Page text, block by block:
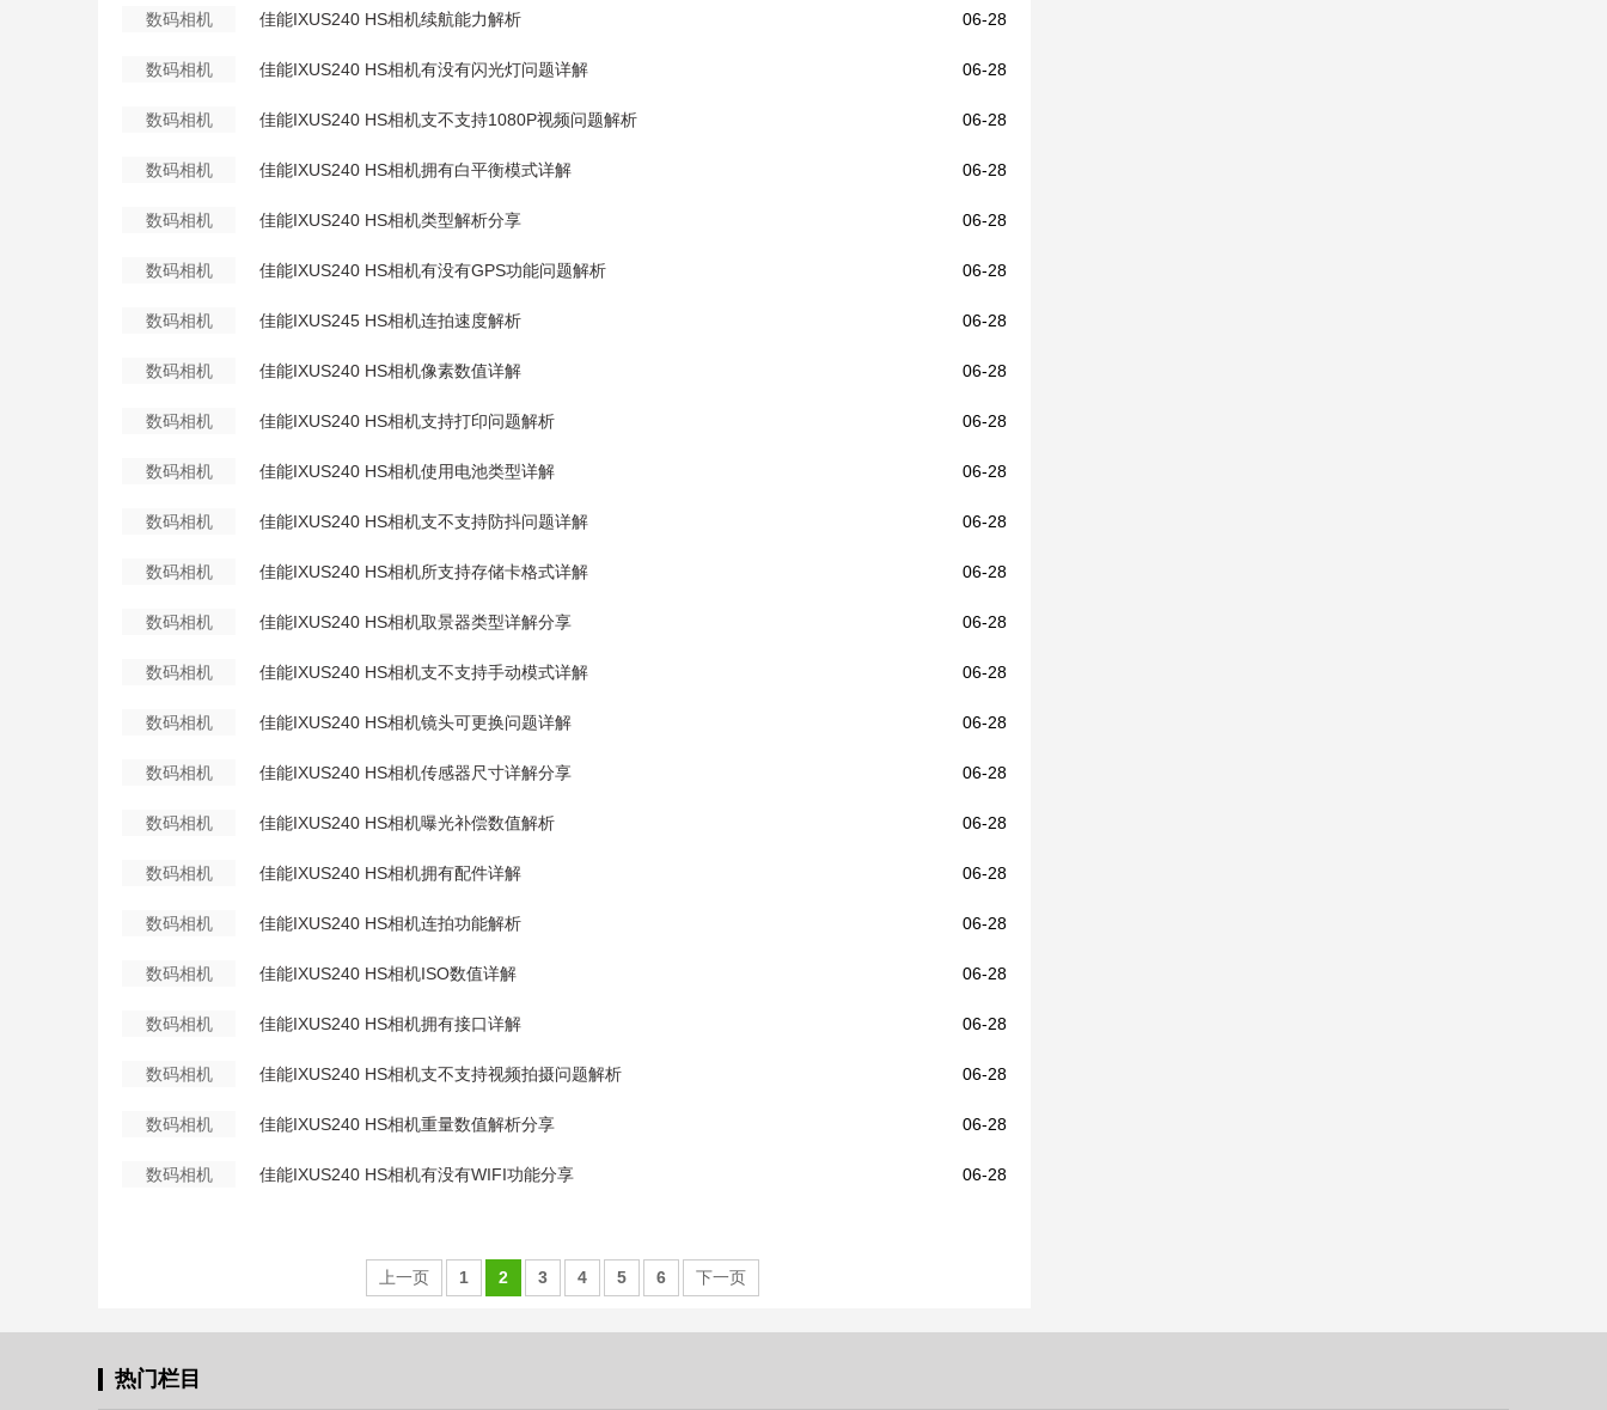
数码相机 佳能IXUS240 HS相机续航能力解析 06-28
数码相机 佳能IXUS240 HS相机有没有闪光灯问题详解 06-28
数码相机 佳能IXUS240 HS相机支不支持1080P视频问题解析 06-28
数码相机 佳能IXUS240 HS相机拥有白平衡模式详解 06-28
数码相机 佳能IXUS240 HS相机类型解析分享 06-28
数码相机 佳能IXUS240 HS相机有没有GPS功能问题解析 06-28
数码相机 佳能IXUS245 HS相机连拍速度解析 06-28
数码相机 佳能IXUS240 HS相机像素数值详解 06-28
数码相机 佳能IXUS240 HS相机支持打印问题解析 06-28
数码相机 佳能IXUS240 HS相机使用电池类型详解 06-28
数码相机 佳能IXUS240 HS相机支不支持防抖问题详解 06-28
数码相机 佳能IXUS240 HS相机所支持存储卡格式详解 06-28
数码相机 佳能IXUS240 HS相机取景器类型详解分享 06-28
数码相机 佳能IXUS240 HS相机支不支持手动模式详解 06-28
数码相机 佳能IXUS240 HS相机镜头可更换问题详解 06-28
数码相机 佳能IXUS240 HS相机传感器尺寸详解分享 06-28
数码相机 佳能IXUS240 HS相机曝光补偿数值解析 06-28
数码相机 佳能IXUS240 HS相机拥有配件详解 06-28
数码相机 佳能IXUS240 HS相机连拍功能解析 06-28
数码相机 佳能IXUS240 HS相机ISO数值详解 06-28
数码相机 佳能IXUS240 HS相机拥有接口详解 06-28
数码相机 佳能IXUS240 HS相机支不支持视频拍摄问题解析 06-28
数码相机 佳能IXUS240 HS相机重量数值解析分享 06-28
数码相机 佳能IXUS240 HS相机有没有WIFI功能分享 06-28
上一页 1 2 3 4 5 6 下一页
热门栏目